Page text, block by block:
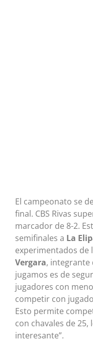
El campeonato se
final. CBS Rivas
marcador de 8-2.
semifinales a La
experimentados de
Vergara, integrante
jugamos es de
jugadores con
competir con
Esto permite
con chavales de
interesante”.